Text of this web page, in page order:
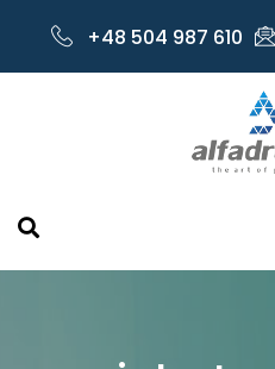
+48 504 987 610